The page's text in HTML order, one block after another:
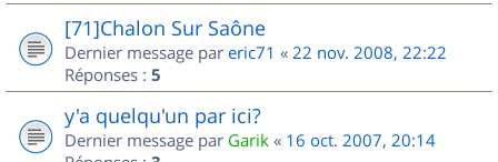
[71]Chalon Sur Saône
Dernier message par eric71 « 22 nov. 2008, 22:22
Réponses : 5
y'a quelqu'un par ici?
Dernier message par Garik « 16 oct. 2007, 20:14